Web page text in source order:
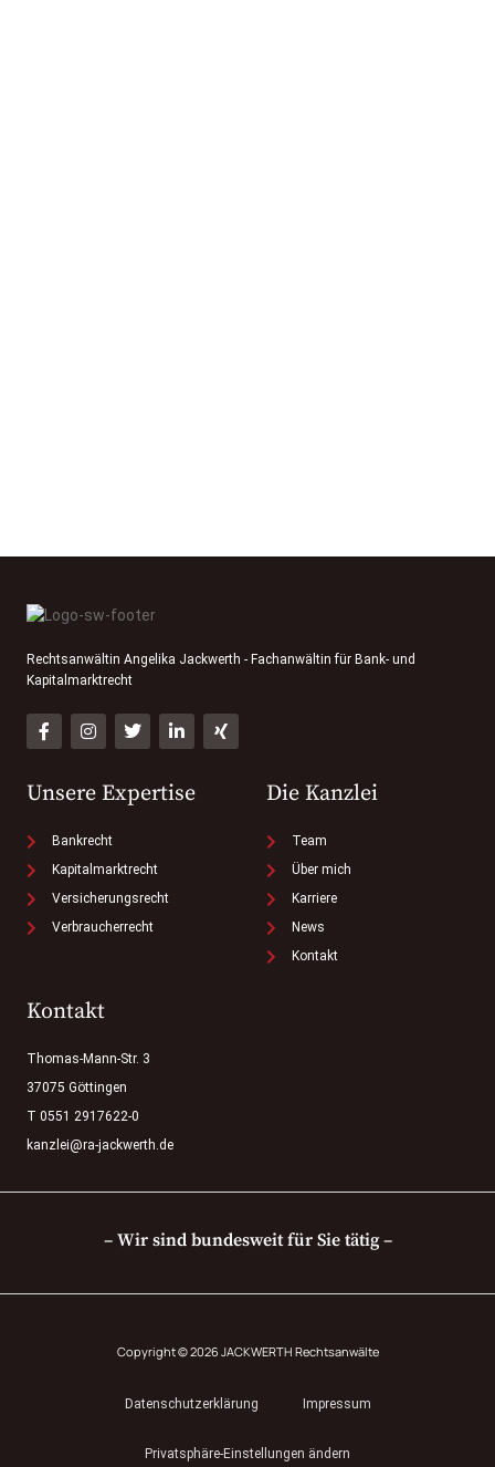
Rechtsanwältin Angelika Jackwerth - Fachanwältin für Bank- und
Kapitalmarktrecht
Unsere Expertise
Bankrecht
Kapitalmarktrecht
Versicherungsrecht
Verbraucherrecht
Die Kanzlei
Team
Über mich
Karriere
News
Kontakt
Kontakt
Thomas-Mann-Str. 3
37075 Göttingen
T 0551 2917622-0
kanzlei@ra-jackwerth.de
– Wir sind bundesweit für Sie tätig –
Copyright © 2026 JACKWERTH Rechtsanwälte
Datenschutzerklärung Impressum
Privatsphäre-Einstellungen ändern